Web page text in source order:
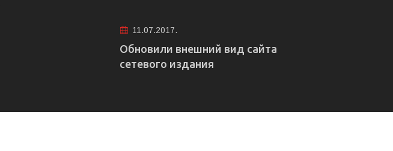
11.07.2017.
Обновили внешний вид сайта
сетевого издания